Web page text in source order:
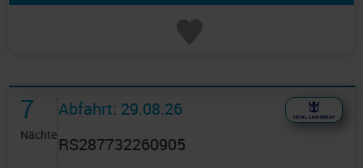
7
Nächte
Abfahrt: 29.08.26
RS287732260905